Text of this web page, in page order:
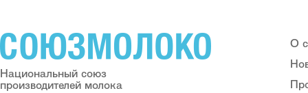
Национальный союз
производителей молока
О